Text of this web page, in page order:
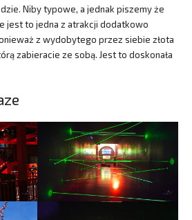
Niby typowe, a jednak piszemy że
jest to jedna z atrakcji dodatkowo
z wydobytego przez siebie złota
zabieracie ze sobą. Jest to doskonała